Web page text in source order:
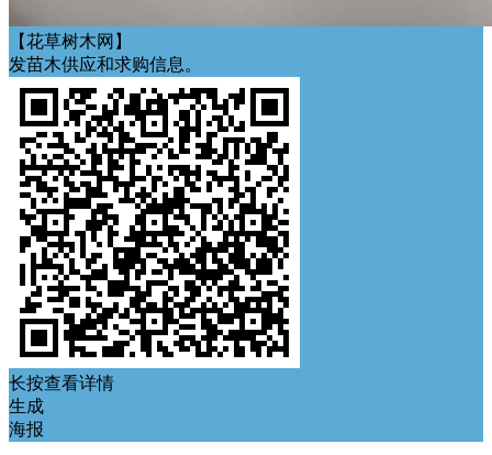
【花草树木网】
发苗木供应和求购信息。
长按查看详情
生成
海报